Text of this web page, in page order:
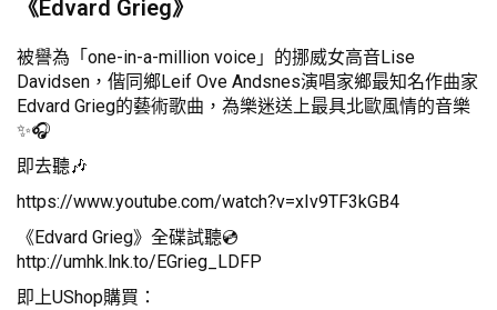
《Edvard Grieg》
被譽為「one-in-a-million voice」的挪威女高音Lise
Davidsen，偕同鄉Leif Ove Andsnes演唱家鄉最知名作曲家
Edvard Grieg的藝術歌曲，為樂迷送上最具北歐風情的音樂
✨🎧
即去聽🎶
https://www.youtube.com/watch?v=xIv9TF3kGB4
《Edvard Grieg》全碟試聽💿
http://umhk.lnk.to/EGrieg_LDFP
即上UShop購買：